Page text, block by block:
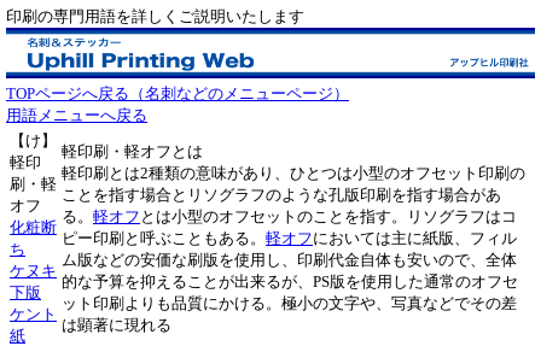
印刷の専門用語を詳しくご説明いたします
TOPページへ戻る（名刺などのメニューページ）
用語メニューへ戻る
【け】
軽印
刷・軽
オフ
化粧断
ち
ケヌキ
下版
ケント
紙
軽印刷・軽オフとは
軽印刷とは2種類の意味があり、ひとつは小型のオフセット印刷の
ことを指す場合とリソグラフのような孔版印刷を指す場合があ
る。 軽オフ とは小型のオフセットのことを指す。リソグラフはコ
ピー印刷と呼ぶこともある。 軽オフにおいては主に紙版、フィル
ム版などの安価な刷版を使用し、印刷代金自体も安いので、全体
的な予算を抑えることが出来るが、PS版を使用した通常のオフセ
ット印刷よりも品質にかける。極小の文字や、写真などでその差
は顕著に現れる